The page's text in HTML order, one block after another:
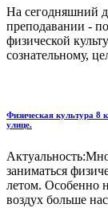
На сегодняшний
преподавании -
физической
сознательному,
Физическая культура 8
улице.
заниматься
летом. Особенно
воздух больше